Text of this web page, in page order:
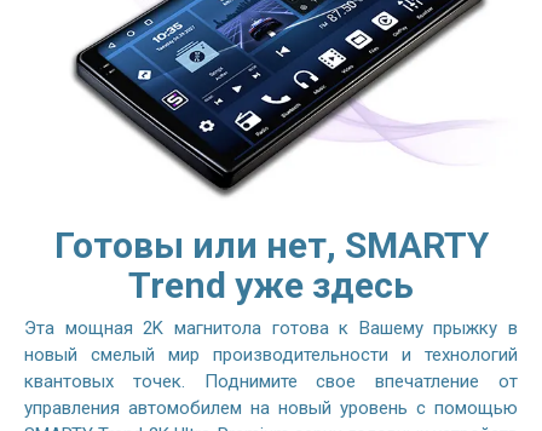
Готовы или нет, SMARTY
Trend уже здесь
Эта мощная 2K магнитола готова к Вашему прыжку в
новый смелый мир производительности и технологий
квантовых точек. Поднимите свое впечатление от
управления автомобилем на новый уровень с помощью